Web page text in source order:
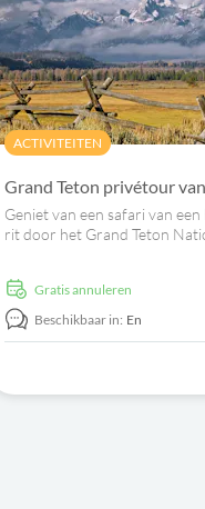
ACTIVITEITEN
Grand Teton privétour
Geniet van een safari van
rit door het Grand Teton
Gratis annuleren
Beschikbaar in: En